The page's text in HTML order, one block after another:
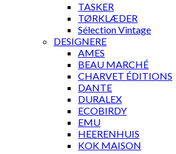
TASKER
TØRKLÆDER
Sélection Vintage
DESIGNERE
AMES
BEAU MARCHÉ
CHARVET ÉDITIONS
DANTE
DURALEX
ECOBIRDY
EMU
HEERENHUIS
KOK MAISON